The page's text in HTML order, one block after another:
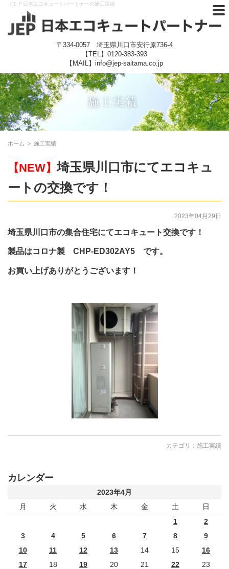
ＪＥＰ日本エコキュートパートナーの施工実績
〒334-0057 埼玉県川口市安行原736-4
【TEL】 0120-383-393
【MAIL】info@jep-saitama.co.jp
ホーム > 施工実績
【NEW】埼玉県川口市にてエコキュ
ートの交換です！
2023年04月29日
埼玉県川口市の集合住宅にてエコキュート交換です！
製品はコロナ製 CHP-ED302AY5 です。
お買い上げありがとうございます！
カテゴリ： 施工実績
カレンダー
2023年4月
月
火 水 木 金 土 日
1
2
3
4 5 6 7 8
9
10
11 12 13 14 15
16
17
18 19 20 21 22
23